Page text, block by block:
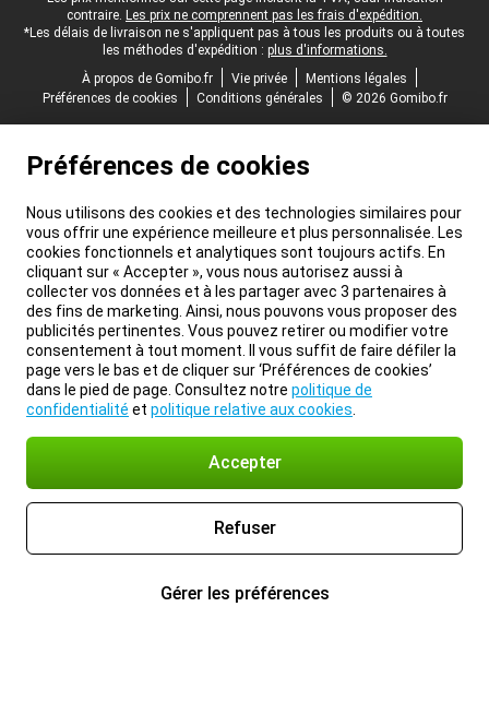
contraire. Les prix ne comprennent pas les frais d'expédition.
*Les délais de livraison ne s'appliquent pas à tous les produits ou à toutes
les méthodes d'expédition : plus d'informations.
À propos de Gomibo.fr
Vie privée
Mentions légales
Préférences de cookies
Conditions générales © 2026 Gomibo.fr
Préférences de cookies
Nous utilisons des cookies et des technologies similaires pour
vous offrir une expérience meilleure et plus personnalisée. Les
cookies fonctionnels et analytiques sont toujours actifs. En
cliquant sur « Accepter », vous nous autorisez aussi à
collecter vos données et à les partager avec 3 partenaires à
des fins de marketing. Ainsi, nous pouvons vous proposer des
publicités pertinentes. Vous pouvez retirer ou modifier votre
consentement à tout moment. Il vous suffit de faire défiler la
page vers le bas et de cliquer sur ‘Préférences de cookies’
dans le pied de page. Consultez notre politique de
confidentialité et politique relative aux cookies
Accepter
Refuser
Gérer les préférences